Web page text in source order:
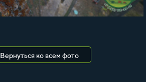
Вернуться ко всем фото